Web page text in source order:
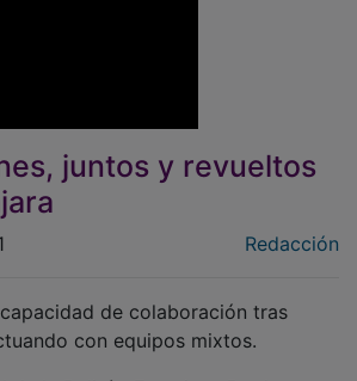
juntos y revueltos
con equipos mixtos.